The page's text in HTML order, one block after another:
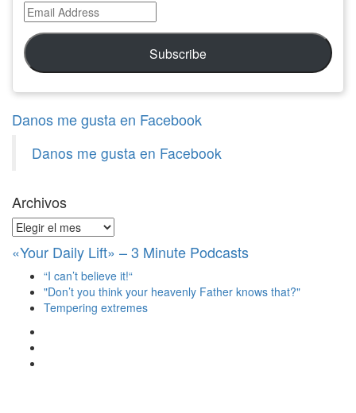
Email
Address
Subscribe
Danos me gusta en Facebook
Danos me gusta en Facebook
Archivos
Archivos
«Your Daily Lift» – 3 Minute Podcasts
“I can’t believe it!“
"Don’t you think your heavenly Father knows that?"
Tempering extremes